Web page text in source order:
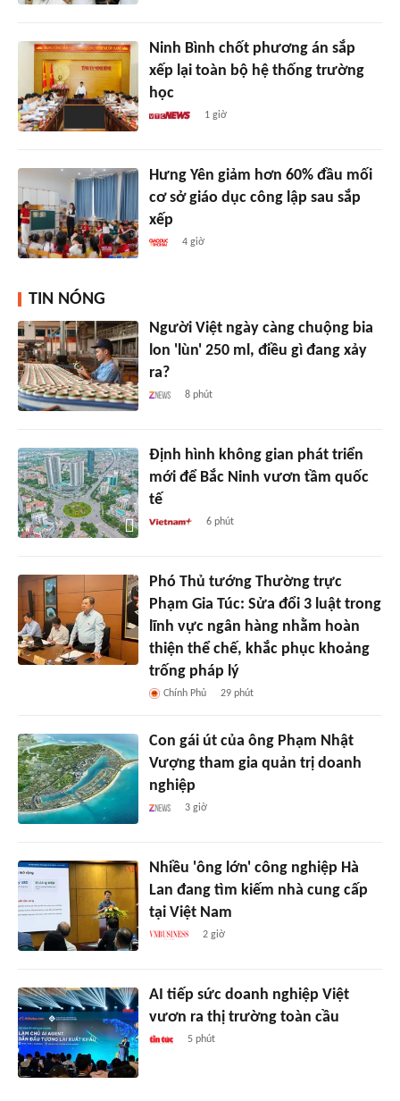
Ninh Bình chốt phương án sắp
xếp lại toàn bộ hệ thống trường
học
1 giờ
Hưng Yên giảm hơn 60% đầu mối
cơ sở giáo dục công lập sau sắp
xếp
4 giờ
TIN NÓNG
Người Việt ngày càng chuộng bia
lon 'lùn' 250 ml, điều gì đang xảy
ra?
8 phút
Định hình không gian phát triển
mới để Bắc Ninh vươn tầm quốc
tế
6 phút
Phó Thủ tướng Thường trực
Phạm Gia Túc: Sửa đổi 3 luật trong
lĩnh vực ngân hàng nhằm hoàn
thiện thể chế, khắc phục khoảng
trống pháp lý
Chính Phủ 29 phút
Con gái út của ông Phạm Nhật
Vượng tham gia quản trị doanh
nghiệp
3 giờ
Nhiều 'ông lớn' công nghiệp Hà
Lan đang tìm kiếm nhà cung cấp
tại Việt Nam
2 giờ
AI tiếp sức doanh nghiệp Việt
vươn ra thị trường toàn cầu
5 phút